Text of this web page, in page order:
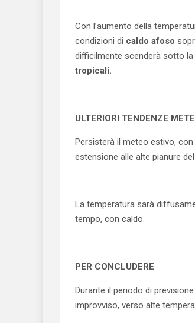
Con l’aumento della
condizioni di caldo afoso
difficilmente scenderà sotto la
tropicali.
ULTERIORI TENDENZE
Persisterà il meteo estivo,
estensione alle alte pianure
La temperatura sarà
tempo, con caldo.
PER CONCLUDERE
Durante il periodo di
improvviso, verso alte